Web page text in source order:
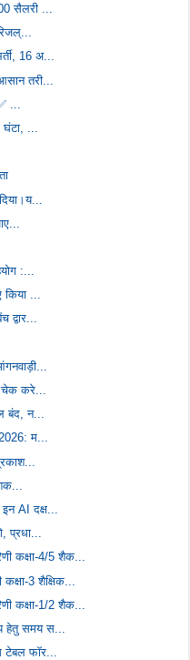
सैलरी ...
16 अ...
तरी...
...
...
:...
किया ...
द्वार...
चेक करे...
बंद, न...
म...
AI दक्ष...
प्रधा...
कक्षा-4/5 शैक...
3 शैक्षिक...
कक्षा-1/2 शैक...
हेतु समय स...
टेबल फॉर...